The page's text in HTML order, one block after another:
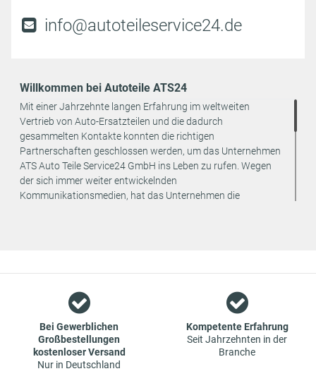
info@autoteileservice24.de
Willkommen bei Autoteile ATS24
Mit einer Jahrzehnte langen Erfahrung im weltweiten
Vertrieb von Auto-Ersatzteilen und die dadurch
gesammelten Kontakte konnten die richtigen
Partnerschaften geschlossen werden, um das Unternehmen
ATS Auto Teile Service24 GmbH ins Leben zu rufen. Wegen
der sich immer weiter entwickelnden
Kommunikationsmedien, hat das Unternehmen die
Einzelhandels für Fahrzeug-Ersatzteile. Die Konzentration
liegt bei Verschleißteilen - wir bieten Original-Ersatzteile und
Marken-Ersatzteile von Erstausrüstern zu absoluten Top-
Konditionen an. Dies bedeutet aber auch, dass wenn Sie mal
das gewünschte Ersatzteil in unseren online-Angeboten
nicht finden, Sie uns gerne kontaktieren können. Sie können
Bei Gewerblichen
Großbestellungen
kostenloser Versand
Nur in Deutschland
Kompetente Erfahrung
Seit Jahrzehnten in der
Branche